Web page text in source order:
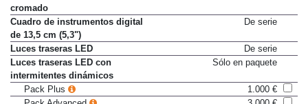
Contorno de ventanillas laterales
cromado
Cuadro de instrumentos digital
de 13,5 cm (5,3")
Luces traseras LED
De serie
Luces traseras LED con
intermitentes dinámicos
Pack Plus 1.000 €